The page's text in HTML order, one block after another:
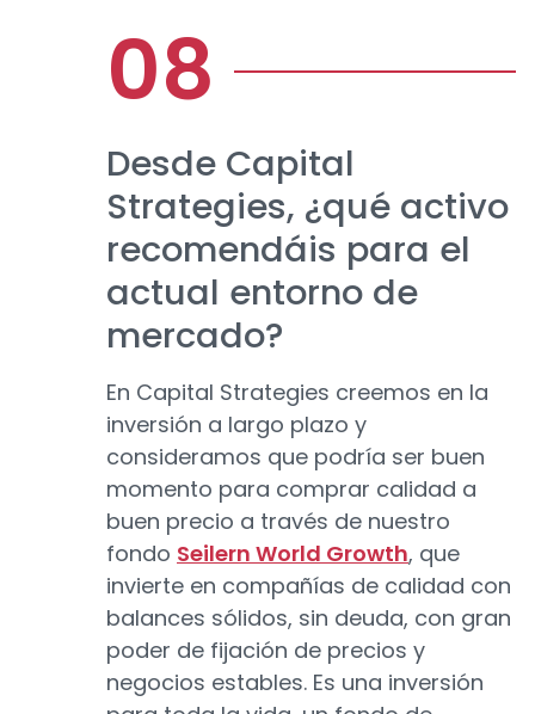
Desde Capital
Strategies, ¿qué activo
recomendáis para el
actual entorno de
mercado?
En Capital Strategies creemos en la
inversión a largo plazo y
consideramos que podría ser buen
momento para comprar calidad a
buen precio a través de nuestro
fondo Seilern World Growth, que
invierte en compañías de calidad con
balances sólidos, sin deuda, con gran
poder de fijación de precios y
negocios estables. Es una inversión